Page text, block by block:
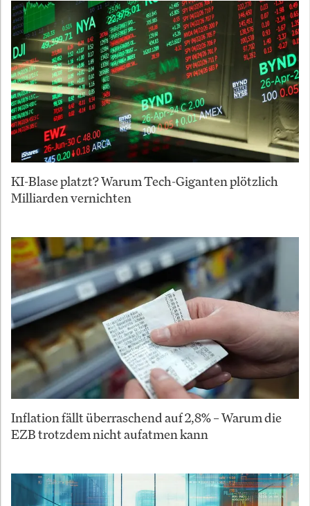
KI-Blase platzt? Warum Tech-Giganten plötzlich
Milliarden vernichten
Inflation fällt überraschend auf 2,8% – Warum die
EZB trotzdem nicht aufatmen kann